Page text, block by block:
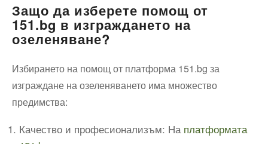
Защо да изберете помощ от
151.bg в изграждането на
озеленяване?
Избирането на помощ от платформа 151.bg за
изграждане на озеленяването има множество
предимства:
Качество и професионализъм: На платформата